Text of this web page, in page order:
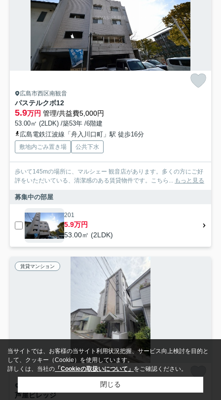
広島市西区南観音
パステルクボ12
5.9万円 管理/共益費5,000円
53.00㎡ (2LDK) /築53年 /6階建
広島電鉄江波線「舟入川口町」駅 徒歩16分
敷地内ごみ置き場 公共下水
歩いて145mの場所に、マルシェー 観音店があります。多くの方にご好
評をいただいている、清潔感のある賃貸物件です。こちら... もっと見る
募集中の部屋
201
5.9万円
53.00㎡ (2LDK)
賃貸マンション
芦屋ビレッジ
当サイトでは、お客様の当サイト利用状況把握、サービス向上検討を目的と
して、クッキー（Cookie）を使用しています。
詳しくは、当社の 「Cookieの取扱いについて」 をご確認ください。
閉じる